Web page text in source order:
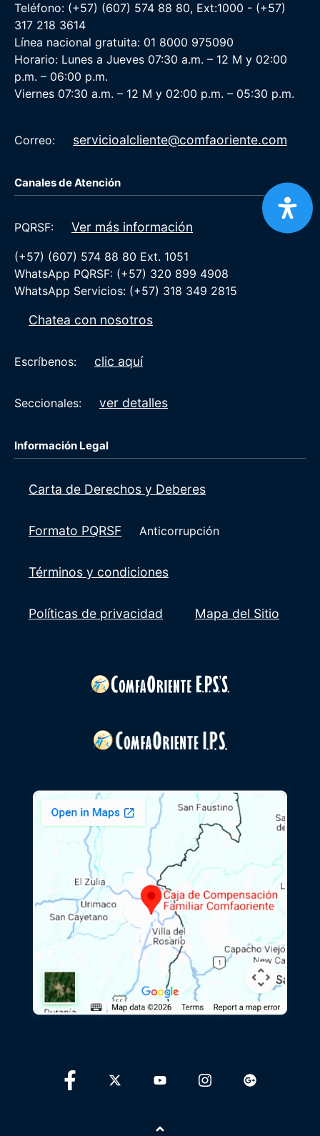
Teléfono: (+57) (607) 574 88 80, Ext:1000 - (+57)
317 218 3614
Línea nacional gratuita: 01 8000 975090
Horario: Lunes a Jueves 07:30 a.m. – 12 M y 02:00
p.m. – 06:00 p.m.
Viernes 07:30 a.m. – 12 M y 02:00 p.m. – 05:30 p.m.
Correo: servicioalcliente@comfaoriente.com
Canales de Atención
PQRSF: Ver más información
(+57) (607) 574 88 80 Ext. 1051
WhatsApp PQRSF: (+57) 320 899 4908
WhatsApp Servicios: (+57) 318 349 2815
Chatea con nosotros
Escríbenos: clic aquí
Seccionales: ver detalles
Información Legal
Carta de Derechos y Deberes
Formato PQRSF Anticorrupción
Términos y condiciones
Políticas de privacidad Mapa del Sitio
Ir arriba